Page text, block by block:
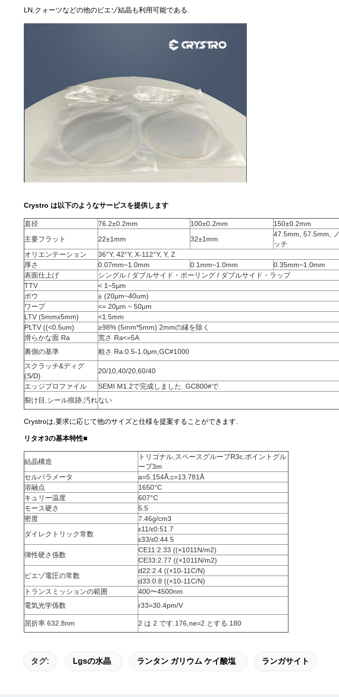
LN,クォーツなどの他のピエゾ結晶も利用可能である.
Crystro は以下のようなサービスを提供します
直径 76.2±0.2mm 100±0.2mm
150±0.2mm
主要フラット
22±1mm 32±1mm
47.5mm, 57.5mm, ノ
ッチ
オリエンテーション
36°Y, 42°Y, X-112°Y, Y, Z
厚さ
0.07mm~1.0mm 0.1mm~1.0mm
0.35mm~1.0mm
表面仕上げ
シングル / ダブルサイド・ポーリング / ダブルサイド・ラップ
TTV
< 1~5μm
ボウ
± (20μm~40um)
ワープ
<= 20μm ~ 50μm
LTV (5mmx5mm)
<1.5mm
PLTV ((<0.5um)
≥98% (5mm*5mm) 2mmの縁を除く
滑らかな面 Ra
荒さ Ra<=5A
裏側の基準
粗さ Ra:0.5-1.0μm,GC#1000
スクラッチ&ディグ
(S/D)
20/10,40/20,60/40
エッジプロファイル
SEMI M1.2で完成しました. GC800#で.
裂け目,シール痕跡,汚れない
Crystroは,要求に応じて他のサイズと仕様を提案することができます.
リタオ3の基本特性■
結晶構造
トリゴナル,スペースグループR3c,ポイントグル
ープ3m
セルパラメータ
a=5.154Å,c=13.781Å
溶融点
1650°C
キュリー温度
607°C
モース硬さ
5.5
密度
7.46g/cm3
ダイレクトリック常数
ε11/ε0:51.7
ε33/ε0:44.5
弾性硬さ係数
CE11:2.33 ((×1011N/m2)
CE33:2.77 ((×1011N/m2)
ピエゾ電圧の常数
d22:2.4 ((×10-11C/N)
d33:0.8 ((×10-11C/N)
トランスミッションの範囲
400〜4500nm
電気光学係数
r33=30.4pm/V
屈折率 632.8nm 2 は 2 です.176,ne=2 とする.180
タグ: Lgsの水晶 ランタン ガリウム ケイ酸塩 ランガサイト